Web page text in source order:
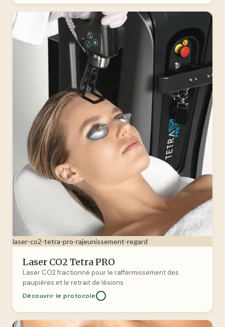
laser-co2-tetra-pro-rajeunissement-regard
Laser CO2 Tetra PRO
Laser CO2 fractionné pour le raffermissement des
paupières et le retrait de lésions
Découvrir le protocole